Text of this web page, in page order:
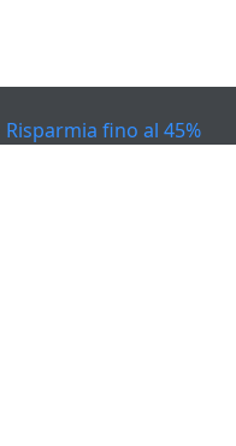
Risparmia fino al 45%